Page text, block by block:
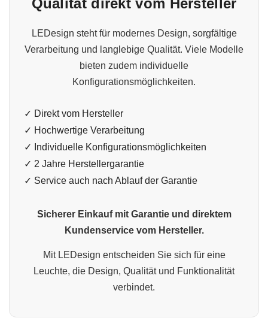
Qualität direkt vom Hersteller
LEDesign steht für modernes Design, sorgfältige
Verarbeitung und langlebige Qualität. Viele Modelle
bieten zudem individuelle
Konfigurationsmöglichkeiten.
✓ Direkt vom Hersteller
✓ Hochwertige Verarbeitung
✓ Individuelle Konfigurationsmöglichkeiten
✓ 2 Jahre Herstellergarantie
✓ Service auch nach Ablauf der Garantie
Sicherer Einkauf mit Garantie und direktem
Kundenservice vom Hersteller.
Mit LEDesign entscheiden Sie sich für eine
Leuchte, die Design, Qualität und Funktionalität
verbindet.